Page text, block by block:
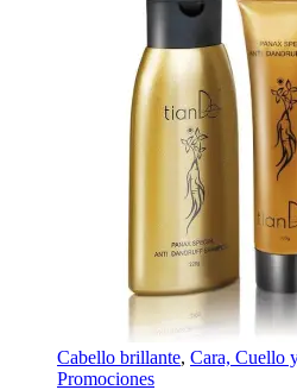
Cabello brillante, Cara, Cuello
Promociones